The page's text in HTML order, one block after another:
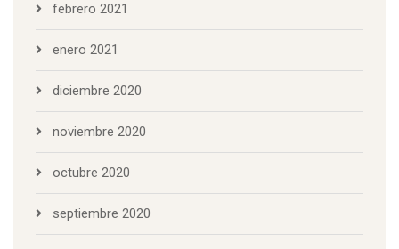
febrero 2021
enero 2021
diciembre 2020
noviembre 2020
octubre 2020
septiembre 2020